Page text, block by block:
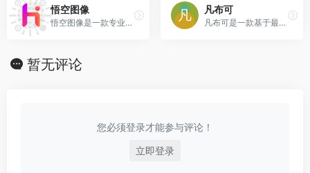
悟空图像
悟空图像是一款专业的图像处理软件，支持十亿像素图片处理，拥有强大的图片处理功能矩阵同时兼容PSD格式。可在Windows、macOS、Linux、麒麟、统信、方德等多系统完美运行，致力打造拥有完整自主知识产权的中国版Photoshop。
凡布可
凡布可是一款基于最新AI技术的一键创作儿童图文有声绘本工具，旨在为儿童提供互动式的学习体验，凡布可不仅是一个富有创意和教育意义的工具，还增强了亲子互动和孩子的参与感，适合家庭和教育机构使用。
暂无评论
您必须登录才能参与评论！
立即登录